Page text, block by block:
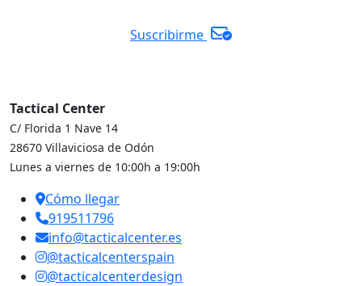
Suscribirme
Tactical Center
C/ Florida 1 Nave 14
28670 Villaviciosa de Odón
Lunes a viernes de 10:00h a 19:00h
Cómo llegar
919511796
info@tacticalcenter.es
@tacticalcenterspain
@tacticalcenterdesign